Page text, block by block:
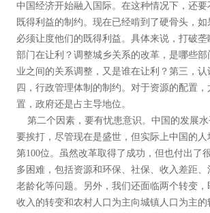
中国经济开始融入国际。在这种情况下，还要
既得利益的制约。现在已经啃到了硬骨头，如
必须让度他们的既得利益。具体来说，打破
部门在让利？调整城乡关系的改革，是哪些
业之间的关系调整，又是谁在让利？第三，
四，行政管理体制的制约。对于资源的配置
置，政府还是占主导地位。
第二个因素，要有忧患意识。中国的发展
要挨打，尽管现在是盛世，但实际上中国的人
第100位。虽然改革取得了成功，但也付出了
多困难，包括资源和环保、社保、收入差距、
老龄化等问题。另外，我们还面临两个转变
收入的转变和农村人口为主向城镇人口为主